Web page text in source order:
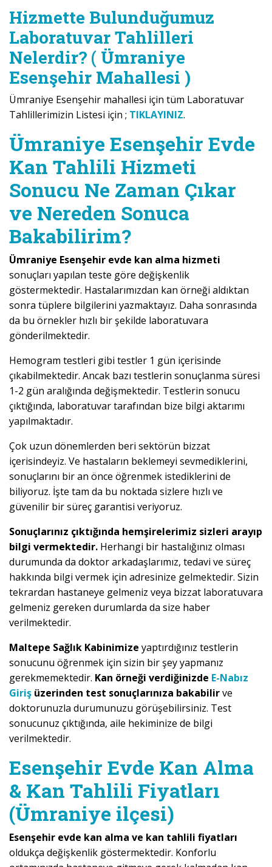
Hizmette Bulunduğumuz
Laboratuvar Tahlilleri
Nelerdir? ( Ümraniye
Esenşehir Mahallesi )
Ümraniye Esenşehir mahallesi için tüm Laboratuvar
Tahlillerimizin Listesi için ; TIKLAYINIZ.
Ümraniye Esenşehir Evde
Kan Tahlili Hizmeti
Sonucu Ne Zaman Çıkar
ve Nereden Sonuca
Bakabilirim?
Ümraniye Esenşehir evde kan alma hizmeti
sonuçları yapılan teste göre değişkenlik
göstermektedir. Hastalarımızdan kan örneği aldıktan
sonra tüplere bilgilerini yazmaktayız. Daha sonrasında
da bu örnekler hızlı bir şekilde laboratuvara
gönderilmektedir.
Hemogram testleri gibi testler 1 gün içerisinde
çıkabilmektedir. Ancak bazı testlerin sonuçlanma süresi
1-2 gün aralığında değişmektedir. Testlerin sonucu
çıktığında, laboratuvar tarafından bize bilgi aktarımı
yapılmaktadır.
Çok uzun dönemlerden beri sektörün bizzat
içerisindeyiz. Ve hastaların beklemeyi sevmediklerini,
sonuçlarını bir an önce öğrenmek istediklerini de
biliyoruz. İşte tam da bu noktada sizlere hızlı ve
güvenilir bir süreç garantisi veriyoruz.
Sonuçlarınız çıktığında hemşirelerimiz sizleri arayıp
bilgi vermektedir. Herhangi bir hastalığınız olması
durumunda da doktor arkadaşlarımız, tedavi ve süreç
hakkında bilgi vermek için adresinize gelmektedir. Sizin
tekrardan hastaneye gelmeniz veya bizzat laboratuvara
gelmeniz gereken durumlarda da size haber
verilmektedir.
Maltepe Sağlık Kabinimize yaptırdığınız testlerin
sonucunu öğrenmek için sizin bir şey yapmanız
gerekmemektedir. Kan örneği verdiğinizde E-Nabız
Giriş üzerinden test sonuçlarınıza bakabilirve
doktorunuzla durumunuzu görüşebilirsiniz. Test
sonucunuz çıktığında, aile hekiminize de bilgi
verilmektedir.
Esenşehir Evde Kan Alma
& Kan Tahlili Fiyatları
(Ümraniye ilçesi)
Esenşehir evde kan alma ve kan tahlili fiyatları
oldukça değişkenlik göstermektedir. Konforlu